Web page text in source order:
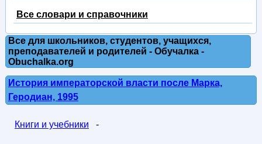
Все словари и справочники
Все для школьников, студентов, учащихся,
преподавателей и родителей - Обучалка -
Obuchalka.org
История императорской власти после Марка,
Геродиан, 1995
Книги и учебники -